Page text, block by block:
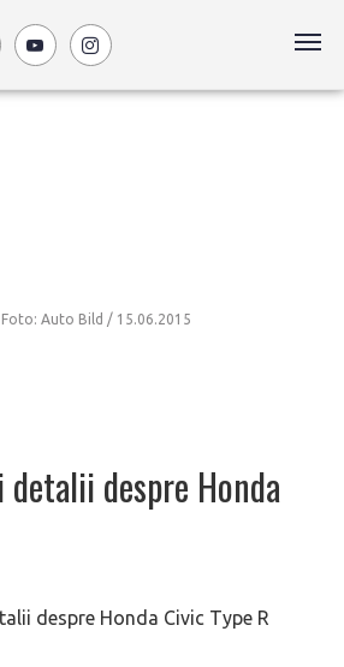
Foto: Auto Bild / 15.06.2015
detalii despre Honda